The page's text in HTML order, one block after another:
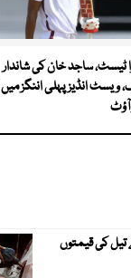
ٹیسٹ، ساجد خان کی شاندار
آؤٹ
تیل کی قیمتوں